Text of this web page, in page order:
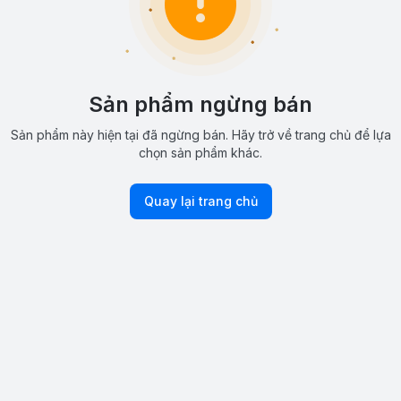
Sản phẩm ngừng bán
Sản phẩm này hiện tại đã ngừng bán. Hãy trở về trang chủ để lựa
chọn sản phẩm khác.
Quay lại trang chủ